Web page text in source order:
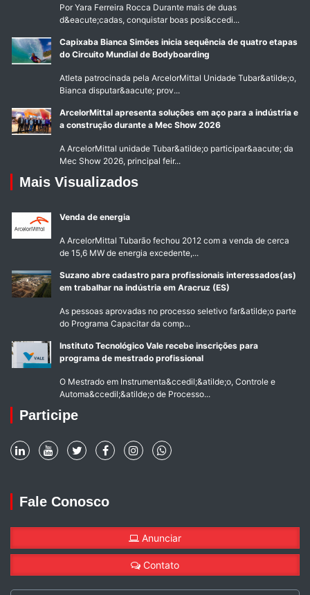
Por Yara Ferreira Rocca Durante mais de duas
d&eacute;cadas, conquistar boas posi&ccedi...
Capixaba Bianca Simões inicia sequência de quatro etapas
do Circuito Mundial de Bodyboarding
Atleta patrocinada pela ArcelorMittal Unidade Tubar&atilde;o,
Bianca disputar&aacute; prov...
ArcelorMittal apresenta soluções em aço para a indústria e
a construção durante a Mec Show 2026
A ArcelorMittal unidade Tubar&atilde;o participar&aacute; da
Mec Show 2026, principal feir...
Mais Visualizados
Venda de energia
A ArcelorMittal Tubarão fechou 2012 com a venda de cerca
de 15,6 MW de energia excedente,...
Suzano abre cadastro para profissionais interessados(as)
em trabalhar na indústria em Aracruz (ES)
As pessoas aprovadas no processo seletivo far&atilde;o parte
do Programa Capacitar da comp...
Instituto Tecnológico Vale recebe inscrições para
programa de mestrado profissional
O Mestrado em Instrumenta&ccedil;&atilde;o, Controle e
Automa&ccedil;&atilde;o de Processo...
Participe
Fale Conosco
Anunciar
Contato